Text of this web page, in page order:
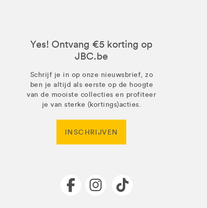
Yes! Ontvang €5 korting op
JBC.be
Schrijf je in op onze nieuwsbrief, zo
ben je altijd als eerste op de hoogte
van de mooiste collecties en profiteer
je van sterke (kortings)acties.
INSCHRIJVEN